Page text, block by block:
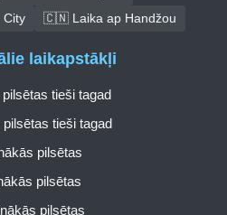
🇨🇳 Laika ap Handžou
laikapstākļi
tieši tagad
tieši tagad
pilsētas
pilsētas
pilsētas